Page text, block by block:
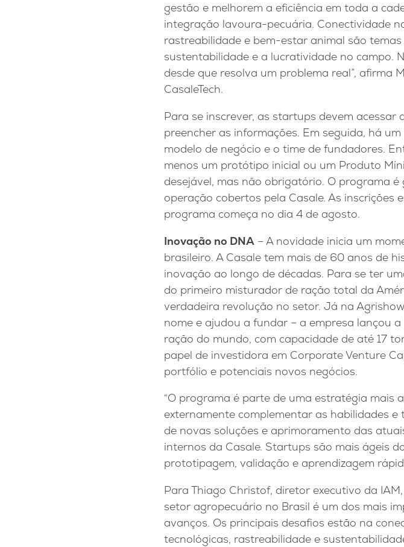
gestão e melhorem a eficiência em toda a
integração lavoura-pecuária. Conectividade
rastreabilidade e bem-estar animal são
sustentabilidade e a lucratividade no campo.
desde que resolva um problema real”, afirma
CasaleTech.
Para se inscrever, as startups devem acessar
preencher as informações. Em seguida, há
modelo de negócio e o time de fundadores.
menos um protótipo inicial ou um Produto
desejável, mas não obrigatório. O programa
operação cobertos pela Casale. As inscrições
programa começa no dia 4 de agosto.
Inovação no DNA – A novidade inicia um
brasileiro. A Casale tem mais de 60 anos de
inovação ao longo de décadas. Para se ter
do primeiro misturador de ração total da
verdadeira revolução no setor. Já na
nome e ajudou a fundar – a empresa lançou
ração do mundo, com capacidade de até 17
papel de investidora em Corporate Venture
portfólio e potenciais novos negócios.
“O programa é parte de uma estratégia mais
externamente complementar as habilidades
de novas soluções e aprimoramento das
internos da Casale. Startups são mais ágeis
prototipagem, validação e aprendizagem
Para Thiago Christof, diretor executivo da
setor agropecuário no Brasil é um dos mais
avanços. Os principais desafios estão na
tecnológicas, rastreabilidade e